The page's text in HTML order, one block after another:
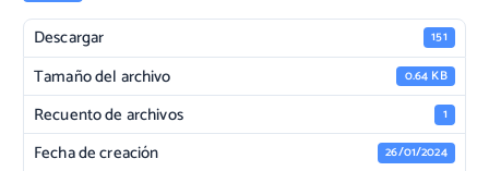
Descargar 151
Tamaño del archivo 0.64 KB
Recuento de archivos 1
Fecha de creación 26/01/2024